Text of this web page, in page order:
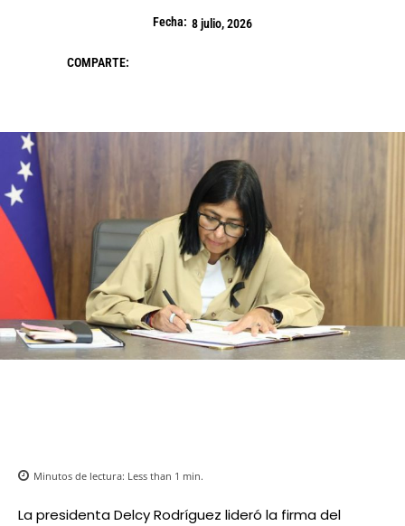
Fecha: 8 julio, 2026
COMPARTE:
Minutos de lectura: Less than 1 min.
La presidenta Delcy Rodríguez lideró la firma del